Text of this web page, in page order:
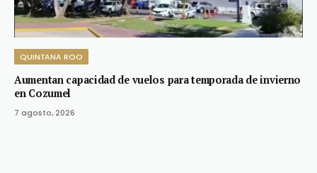
QUINTANA ROO
Aumentan capacidad de vuelos para temporada de invierno
en Cozumel
7 agosto, 2026